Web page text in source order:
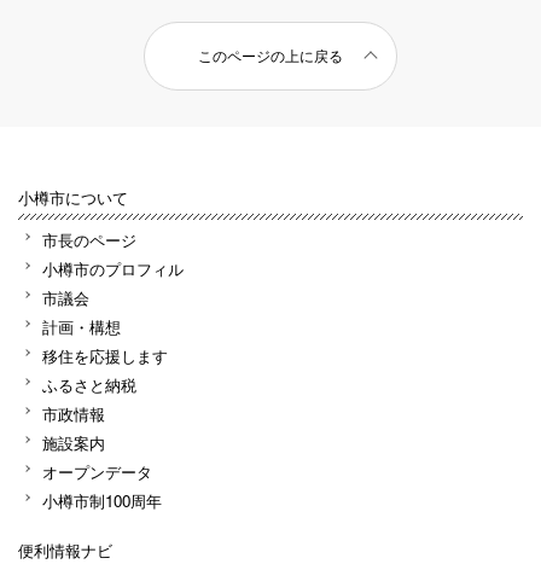
このページの上に戻る
小樽市について
市長のページ
小樽市のプロフィル
市議会
計画・構想
移住を応援します
ふるさと納税
市政情報
施設案内
オープンデータ
小樽市制100周年
便利情報ナビ